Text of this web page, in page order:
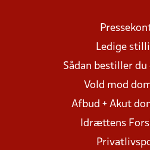
Ledige
Sådan bestiller
Vold mod
Afbud + Akut
Idrættens